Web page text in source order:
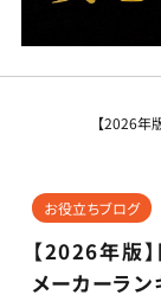
【2026年
お役立ちブログ
【2026年版
メーカーラン